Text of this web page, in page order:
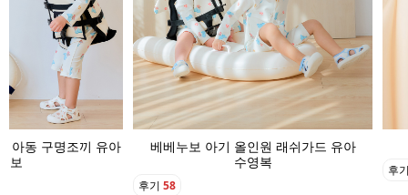
원 래쉬가드 유아
복
베베누보 아기 수영모자 버킷햇